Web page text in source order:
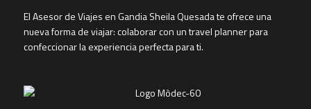
El Asesor de Viajes en Gandia Sheila Quesada te ofrece una
nueva forma de viajar: colaborar con un travel planner para
confeccionar la experiencia perfecta para ti.